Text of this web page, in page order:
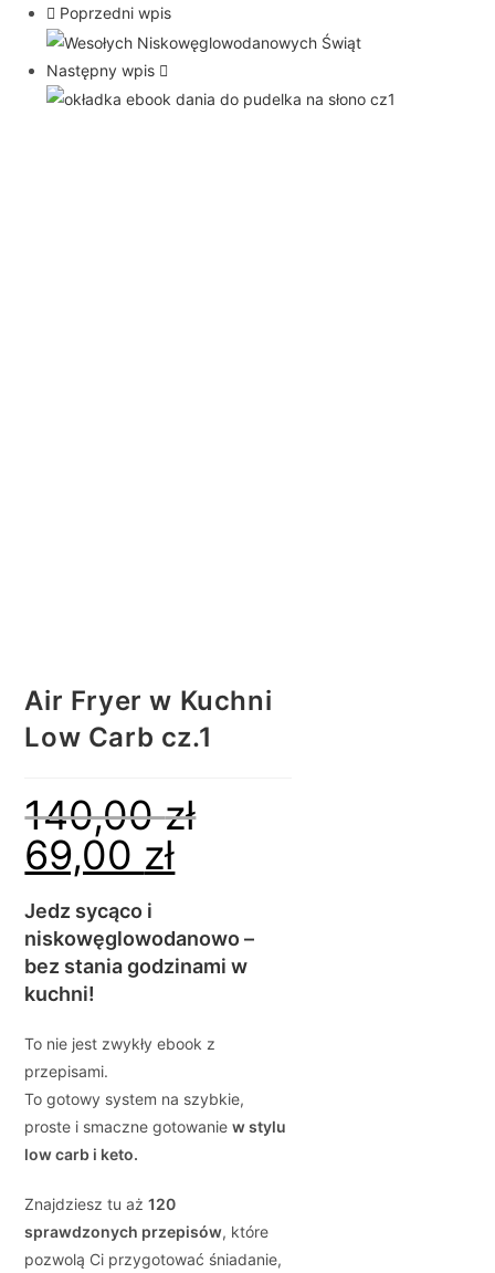
Poprzedni wpis
Następny wpis
Air Fryer w Kuchni
Low Carb cz.1
140,00zł
69,00 zł
Jedz sycąco i
niskowęglowodanowo –
bez stania godzinami w
kuchni!
To nie jest zwykły ebook z
przepisami.
To gotowy system na szybkie,
proste i smaczne gotowaniew stylu
low carb i keto.
Znajdziesz tu aż120
sprawdzonych przepisów, które
pozwolą Ci przygotować śniadanie,